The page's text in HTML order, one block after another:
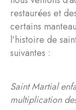
restaurées et
certains
l’histoire de
suivantes :
Saint Martial
multiplication